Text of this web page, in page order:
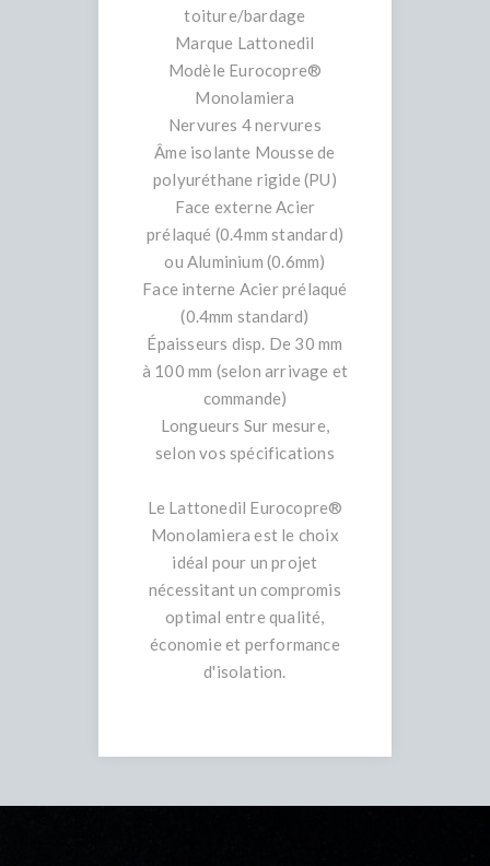
toiture/bardage
Marque Lattonedil
Modèle Eurocopre®
Monolamiera
Nervures 4 nervures
Âme isolante Mousse de
polyuréthane rigide (PU)
Face externe Acier
prélaqué (0.4mm standard)
ou Aluminium (0.6mm)
Face interne Acier prélaqué
(0.4mm standard)
Épaisseurs disp. De 30 mm
à 100 mm (selon arrivage et
commande)
Longueurs Sur mesure,
selon vos spécifications
Le Lattonedil Eurocopre®
Monolamiera est le choix
idéal pour un projet
nécessitant un compromis
optimal entre qualité,
économie et performance
d'isolation.